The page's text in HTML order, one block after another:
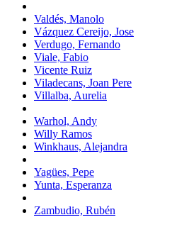
Valdés, Manolo
Vázquez Cereijo, Jose
Verdugo, Fernando
Viale, Fabio
Vicente Ruiz
Viladecans, Joan Pere
Villalba, Aurelia
Warhol, Andy
Willy Ramos
Winkhaus, Alejandra
Yagües, Pepe
Yunta, Esperanza
Zambudio, Rubén